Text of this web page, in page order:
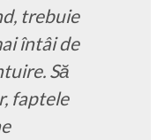
trebuie
întâi de
Să
faptele